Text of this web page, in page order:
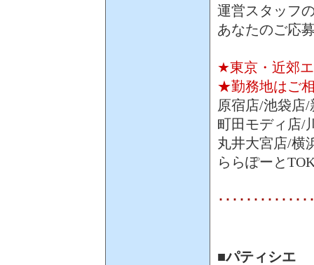
運営スタッフ
あなたのご応
★東京・近郊
★勤務地はご
原宿店/池袋店
町田モディ店/
丸井大宮店/横
ららぽーと
････････････
■パティシエ